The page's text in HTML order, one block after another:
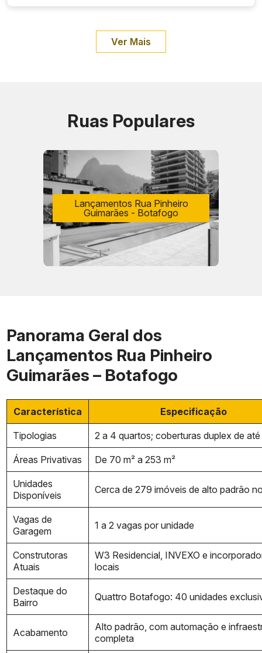
Ver Mais
Ruas Populares
Lançamentos Rua Pinheiro
Guimarães - Botafogo
Panorama Geral dos
Lançamentos Rua Pinheiro
Guimarães – Botafogo
Característica Especificação
Tipologias 2 a 4 quartos; coberturas duplex de até
Áreas Privativas De 70 m² a 253 m²
Unidades
Disponíveis
Cerca de 279 imóveis de alto padrão
Vagas de
Garagem
1 a 2 vagas por unidade
Construtoras
Atuais
W3 Residencial, INVEXO e
locais
Destaque do
Bairro
Quattro Botafogo: 40 unidades
Acabamento
Alto padrão, com automação e
completa